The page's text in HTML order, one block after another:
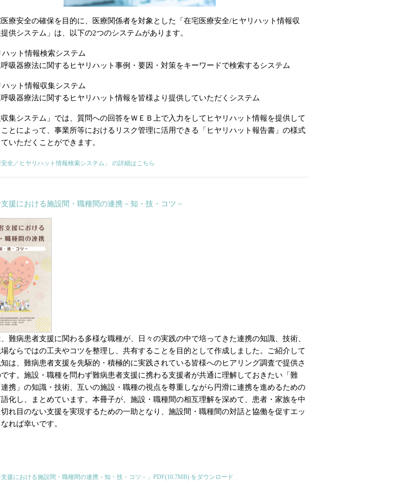
療安全の確保を目的に、医療関係者を対象とした「在宅医療安全/ヒヤリハット情報収
供システム」は、以下の2つのシステムがあります。
ハット情報検索システム
吸器療法に関するヒヤリハット事例・要因・対策をキーワードで検索するシステム
ハット情報収集システム
吸器療法に関するヒヤリハット情報を皆様より提供していただくシステム
集システム」では、質問への回答をＷＥＢ上で入力をしてヒヤリハット情報を提供して
とによって、事業所等におけるリスク管理に活用できる「ヒヤリハット報告書」の様式
いただくことができます。
安全／ヒヤリハット情報検索システム」 の詳細はこちら
援における施設間・職種間の連携－知・技・コツ－
難病患者支援に関わる多様な職種が、日々の実践の中で培ってきた連携の知識、技術、
ならではの工夫やコツを整理し、共有することを目的として作成しました。ご紹介して
は、難病患者支援を先駆的・積極的に実践されている皆様へのヒアリング調査で提供さ
す。施設・職種を問わず難病患者支援に携わる支援者が共通に理解しておきたい「難
携」の知識・技術、互いの施設・職種の視点を尊重しながら円滑に連携を進めるための
化し、まとめています。本冊子が、施設・職種間の相互理解を深めて、患者・家族を中
れ目のない支援を実現するための一助となり、施設間・職種間の対話と協働を促すエッ
れば幸いです。
支援における施設間・職種間の連携－知・技・コツ－」PDF(10.7MB) をダウンロード